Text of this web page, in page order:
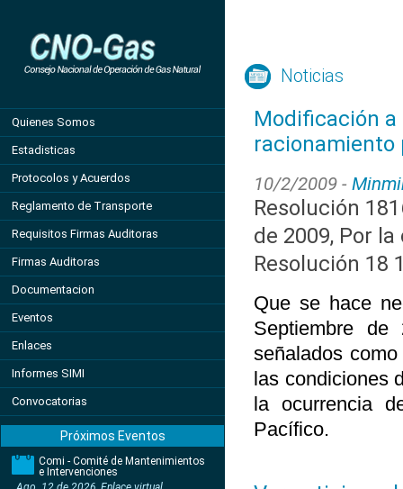
Quienes Somos
Estadisticas
Protocolos y Acuerdos
Reglamento de Transporte
Requisitos Firmas Auditoras
Firmas Auditoras
Documentacion
Eventos
Enlaces
Informes SIMI
Convocatorias
Próximos Eventos
Comi - Comité de Mantenimientos
e Intervenciones
Noticias
Modificación a
racionamiento
10/2/2009 -
Resolución
de 2009, Por
Resolución 18
Que se hace
Septiembre
señalados
las condiciones
la ocurrencia
Pacífico.